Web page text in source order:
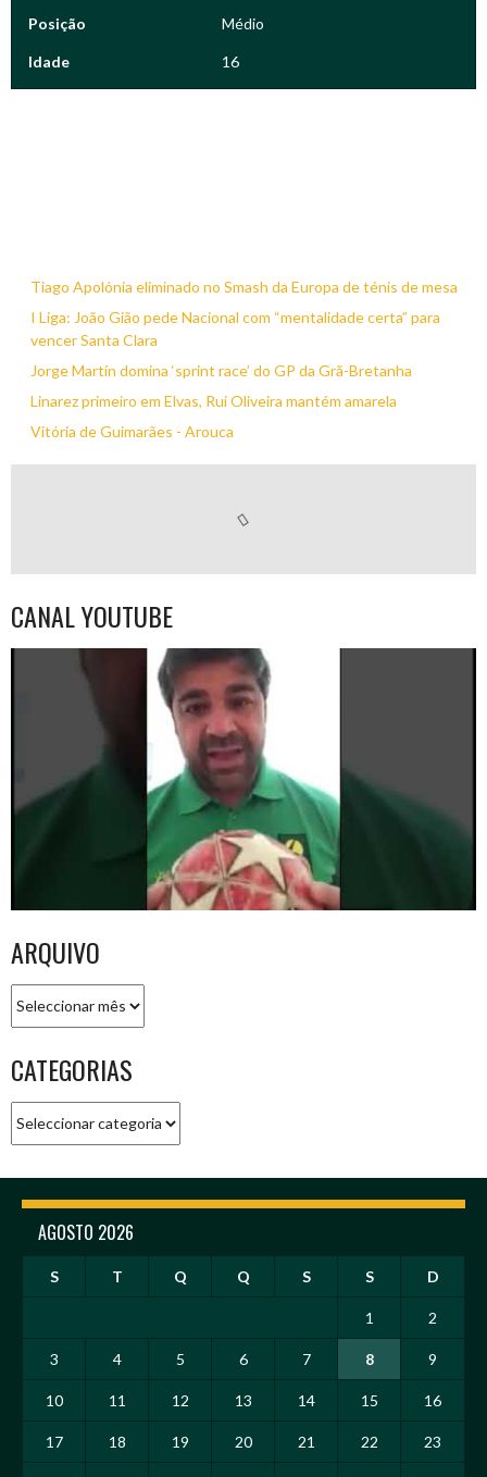
Posição Médio
Idade 16
Tiago Apolónia eliminado no Smash da Europa de ténis de mesa
I Liga: João Gião pede Nacional com “mentalidade certa” para
vencer Santa Clara
Jorge Martín domina ‘sprint race’ do GP da Grã-Bretanha
Linarez primeiro em Elvas, Rui Oliveira mantém amarela
Vitória de Guimarães - Arouca
CANAL YOUTUBE
ARQUIVO
CATEGORIAS
AGOSTO 2026
S T Q Q S S D
1 2
3 4 5 6 7 8 9
10 11 12 13 14 15 16
17 18 19 20 21 22 23